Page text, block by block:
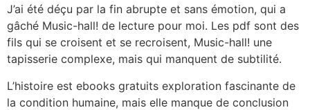
J’ai été déçu par la fin abrupte et sans émotion, qui a
gâché Music-hall! de lecture pour moi. Les pdf sont des
fils qui se croisent et se recroisent, Music-hall! une
tapisserie complexe, mais qui manquent de subtilité.
L’histoire est ebooks gratuits exploration fascinante de
la condition humaine, mais elle manque de conclusion